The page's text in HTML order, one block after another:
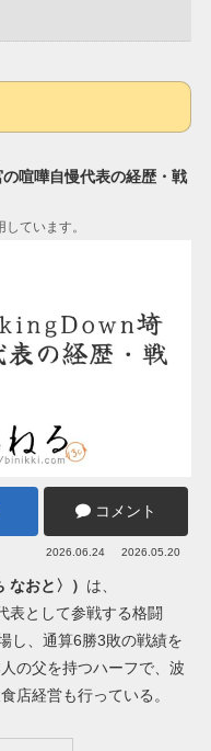
喧嘩自慢代表の経歴・戦
ています。
コメント
2026.06.24 2026.05.20
おと〉） は、
表として参戦する格闘
し、通算6勝3敗の戦績を
の父を持つハーフで、波
店経営も行っている。